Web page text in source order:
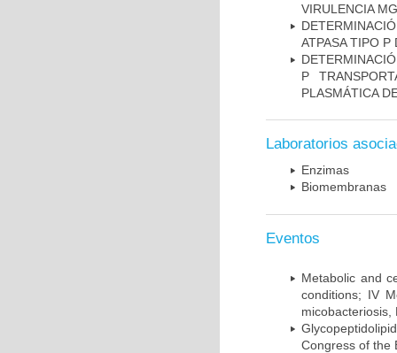
VIRULENCIA
ATPASA TIPO
P
PLASMÁTICA
Laboratorios
Enzimas
Biomembranas
Eventos
Metabolic and
conditions; IV
micobacteriosis,
Congress of the